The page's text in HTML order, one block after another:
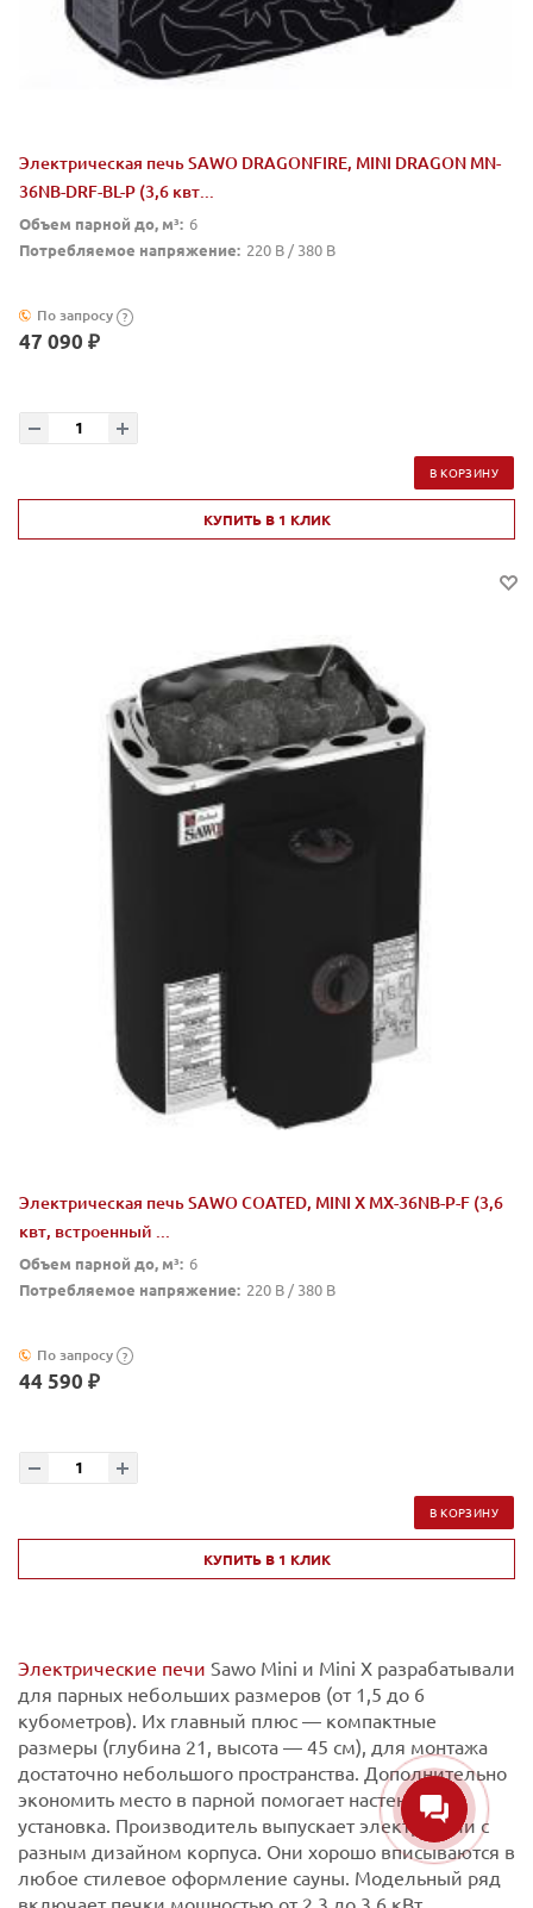
Электрическая печь SAWO DRAGONFIRE, MINI DRAGON MN-
36NB-DRF-BL-P (3,6 квт...
Объем парной до, м³: 6
Потребляемое напряжение: 220 В / 380 В
По запросу ?
47 090 ₽
В КОРЗИНУ
КУПИТЬ В 1 КЛИК
Электрическая печь SAWO COATED, MINI X MX-36NB-P-F (3,6
квт, встроенный ...
Объем парной до, м³: 6
Потребляемое напряжение: 220 В / 380 В
По запросу ?
44 590 ₽
В КОРЗИНУ
КУПИТЬ В 1 КЛИК
Электрические печи Sawo Mini и Mini X разрабатывали
для парных небольших размеров (от 1,5 до 6
кубометров). Их главный плюс — компактные
размеры (глубина 21, высота — 45 см), для монтажа
достаточно небольшого пространства. Дополнительно
экономить место в парной помогает настенная
установка. Производитель выпускает электропечи с
разным дизайном корпуса. Они хорошо вписываются в
любое стилевое оформление сауны. Модельный ряд
включает печки мощностью от 2,3 до 3,6 кВт.